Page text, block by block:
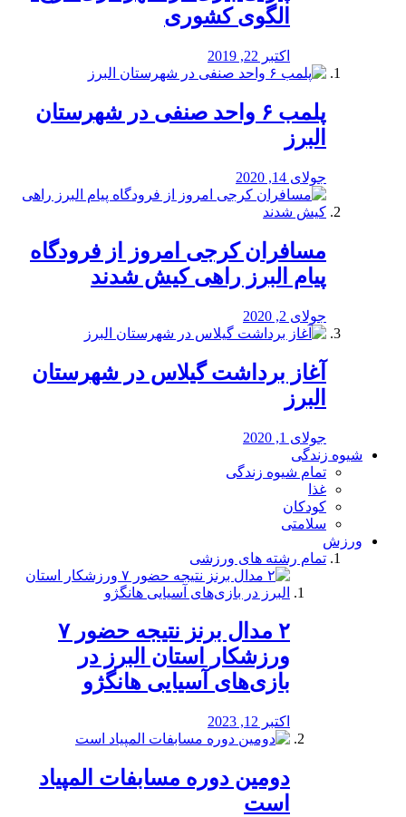
الگوی کشوری
اکتبر 22, 2019
پلمب ۶ واحد صنفی در شهرستان
البرز
جولای 14, 2020
مسافران کرجی امروز از فرودگاه
پیام البرز راهی کیش شدند
جولای 2, 2020
آغاز برداشت گیلاس در شهرستان
البرز
جولای 1, 2020
شیوه زندگی
تمام شیوه زندگی
غذا
کودکان
سلامتی
ورزش
تمام رشته های ورزشی
۲ مدال برنز نتیجه حضور ۷
ورزشکار استان البرز در
بازی‌های آسیایی هانگژو
اکتبر 12, 2023
دومین دوره مسابفات المپیاد
است